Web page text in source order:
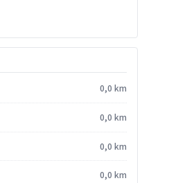
0,0 km
0,0 km
0,0 km
0,0 km